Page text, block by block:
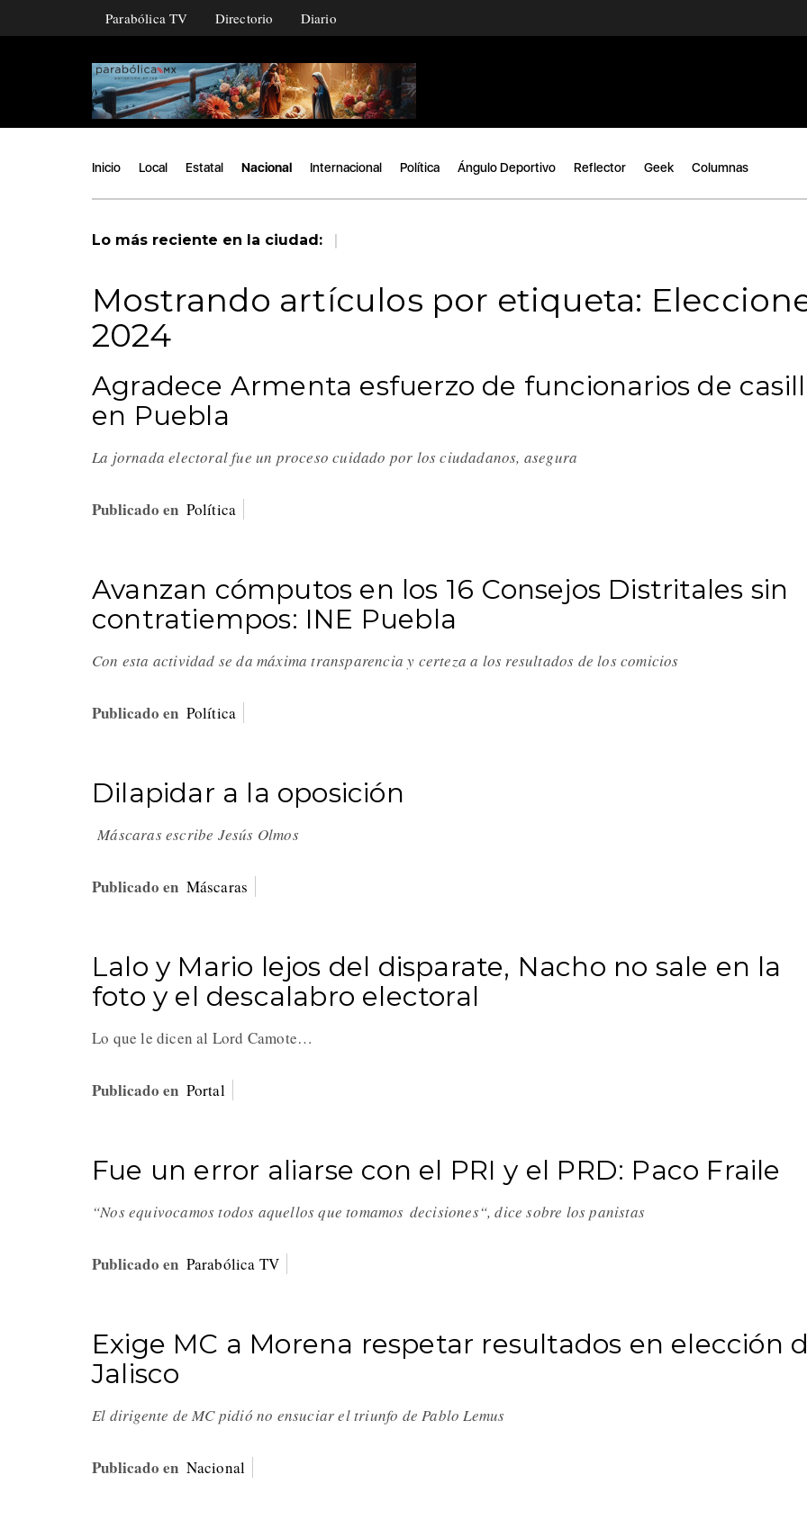
Parabólica TV Directorio Diario
Inicio Local Estatal Nacional Internacional Política Ángulo Deportivo Reflector Geek Columnas
Lo más reciente en la ciudad: |
Mostrando artículos por etiqueta:
2024
Agradece Armenta esfuerzo de funcionarios de
en Puebla
La jornada electoral fue un proceso cuidado por los ciudadanos, asegura
Publicado en Política
Avanzan cómputos en los 16 Consejos Distritales sin
contratiempos: INE Puebla
Con esta actividad se da máxima transparencia y certeza a los resultados de los comicios
Publicado en Política
Dilapidar a la oposición
Máscaras escribe Jesús Olmos
Publicado en Máscaras
Lalo y Mario lejos del disparate, Nacho no sale en la
foto y el descalabro electoral
Lo que le dicen al Lord Camote…
Publicado en Portal
Fue un error aliarse con el PRI y el PRD: Paco Fraile
“Nos equivocamos todos aquellos que tomamos decisiones“, dice sobre los panistas
Publicado en Parabólica TV
Exige MC a Morena respetar resultados en elección
Jalisco
El dirigente de MC pidió no ensuciar el triunfo de Pablo Lemus
Publicado en Nacional